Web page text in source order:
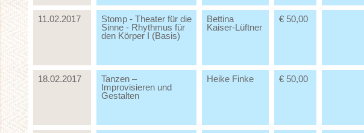
11.02.2017
Stomp - Theater für die
Sinne - Rhythmus für
den Körper I (Basis)
Bettina
Kaiser-Lüftner
€ 50,00
18.02.2017
Tanzen –
Improvisieren und
Gestalten
Heike Finke € 50,00